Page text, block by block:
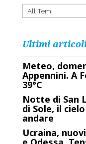
Ultimi
Meteo,
Appennini. A
39°C
Notte di San
di Sole, il
andare
Ucraina,